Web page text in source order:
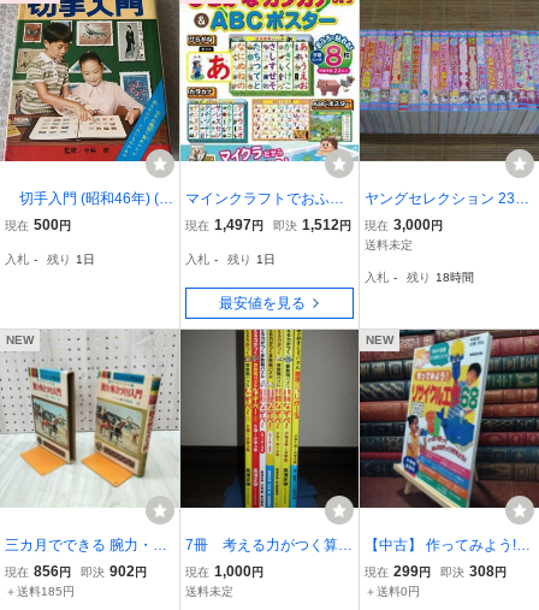
切手入門 (昭和46年) (小
学館入門百科シリーズ〈1
現在 500円
入札 - 残り 1日
マインクラフトでおふろ
スタディ ひらがな・カタ
ー ([バラエティ])
現在 1,497 円 即決 1,512 円
入札 - 残り 1日
最安値を見る
ヤングセレクション 23冊
(小学校女子)キレイのルー
ル 相性占い 心理テスト
ントでかけるおまじない
現在 3,000円
送料未定
入札 - 残り 18時間
NEW
三カ月でできる 腕力・体
力づくり入門 窪田登 昭和
46年初版 秋田書店 ジュニ
現在 856円 即決 902円
＋送料185円
7冊 考える力がつく算数
脳パズル なぞぺー1・2
図形なぞぺー 理論な
現在 1,000円
送料未定
NEW
【中古】 作ってみよう!リ
サイクル工作68: 小学校全
学年 近藤芳弘 060090
現在 299円 即決 308円
＋送料0円